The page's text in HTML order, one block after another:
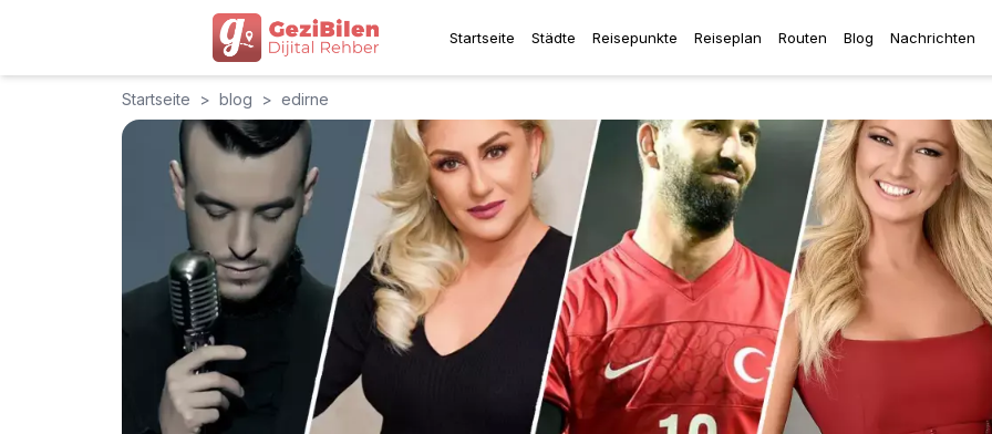
Startseite Städte Reisepunkte Reiseplan Routen Blog Nachrichten
Startseite > blog > edirne